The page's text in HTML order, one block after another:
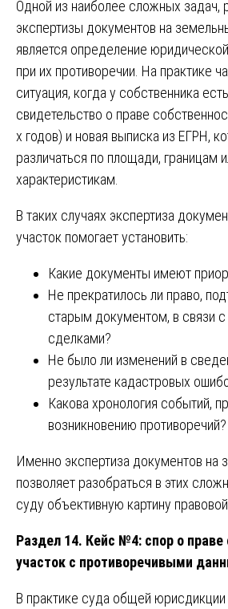
Одной из наиболее сложных задач,
экспертизы документов на
является определение
при их противоречии. На практике
ситуация, когда у собственника
свидетельство о праве
х годов) и новая выписка из ЕГРН,
различаться по площади, границам
характеристикам.
В таких случаях экспертиза
участок помогает установить:
Какие документы имеют
Не прекратилось ли право,
старым документом, в связи
сделками?
Не было ли изменений в
результате кадастровых
Какова хронология событий,
возникновению противоречий?
Именно экспертиза документов на
позволяет разобраться в этих
суду объективную картину
Раздел 14. Кейс №4: спор о праве
участок с противоречивыми
В практике суда общей